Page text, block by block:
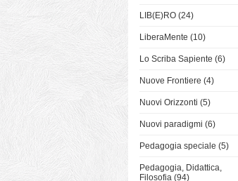
LIB(E)RO (24)
LiberaMente (10)
Lo Scriba Sapiente (6)
Nuove Frontiere (4)
Nuovi Orizzonti (5)
Nuovi paradigmi (6)
Pedagogia speciale (5)
Pedagogia, Didattica,
Filosofia (94)